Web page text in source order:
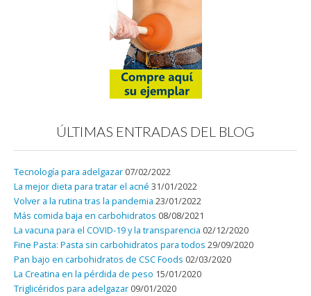
ÚLTIMAS ENTRADAS DEL BLOG
Tecnología para adelgazar 07/02/2022
La mejor dieta para tratar el acné 31/01/2022
Volver a la rutina tras la pandemia 23/01/2022
Más comida baja en carbohidratos 08/08/2021
La vacuna para el COVID-19 y la transparencia 02/12/2020
Fine Pasta: Pasta sin carbohidratos para todos 29/09/2020
Pan bajo en carbohidratos de CSC Foods 02/03/2020
La Creatina en la pérdida de peso 15/01/2020
Triglicéridos para adelgazar 09/01/2020